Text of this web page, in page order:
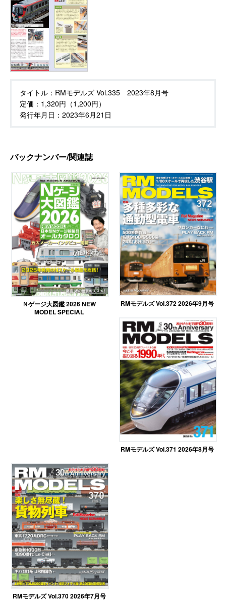
タイトル： RMモデルズ Vol.335 2023年8月号
定価： 1,320円（1,200円）
発行年月日： 2023年6月21日
バックナンバー/関連誌
Ｎゲージ大図鑑 2026 NEW
MODEL SPECIAL
RMモデルズ Vol.372 2026年9月号
RMモデルズ Vol.371 2026年8月号
RMモデルズ Vol.370 2026年7月号